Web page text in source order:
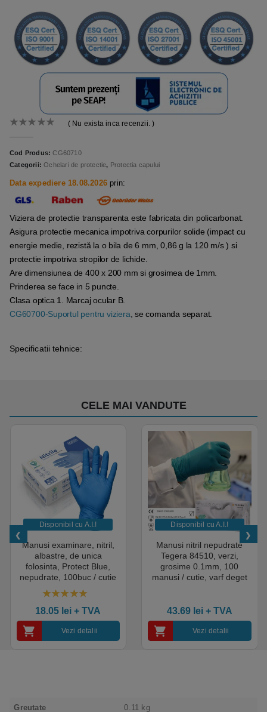
( Nu exista inca recenzii. )
Cod Produs:CG60710
Categorii:Ochelari de protectie, Protectia capului
Data expediere 18.08.2026 prin:
Viziera de protectie transparenta este fabricata din policarbonat.
Asigura protectie mecanica impotriva corpurilor solide (impact cu
energie medie, rezistă la o bila de 6 mm, 0,86 g la 120 m/s ) si
protectie impotriva stropilor de lichide.
Are dimensiunea de 400 x 200 mm si grosimea de 1mm.
Prinderea se face in 5 puncte.
Clasa optica 1. Marcaj ocular B.
CG60700-Suportul pentru viziera , se comanda separat.
Specificatii tehnice:
CELE MAI VANDUTE
Disponibil cu A.I.​!
Manusi examinare, nitril,
albastre, de unica
folosinta, Protect Blue,
nepudrate, 100buc / cutie
pentru medical, HoReCa,
saloane si domeniul
industrial, calitate premium
18.05 lei + TVA
Vezi detalii
Disponibil cu A.I.​!
Manusi nitril nepudrate
Tegera 84510, verzi,
grosime 0.1mm, 100
manusi / cutie, varf deget
43.69 lei+ TVA
Vezi detalii
Greutate 0.11 kg